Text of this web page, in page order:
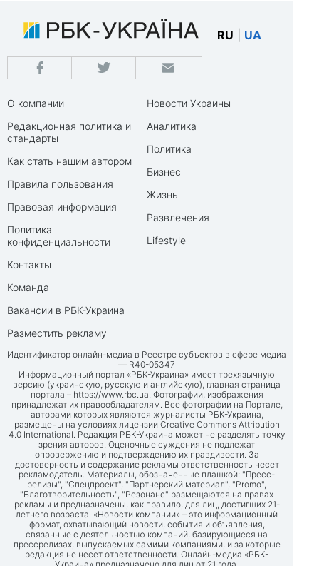
RU UA
О компании
Редакционная политика и
стандарты
Как стать нашим автором
Правила пользования
Правовая информация
Политика
конфиденциальности
Контакты
Команда
Вакансии в РБК-Украина
Разместить рекламу
Новости Украины
Аналитика
Политика
Бизнес
Жизнь
Развлечения
Lifestyle
Идентификатор онлайн-медиа в Реестре субъектов в сфере медиа
— R40-05347
Информационный портал «РБК-Украина» имеет трехязычную
версию (украинскую, русскую и английскую), главная страница
портала – https://www.rbc.ua. Фотографии, изображения
принадлежат их правообладателям. Все фотографии на Портале,
авторами которых являются журналисты РБК-Украина,
размещены на условиях лицензии Creative Commons Attribution
4.0 International. Редакция РБК-Украина может не разделять точку
зрения авторов. Оценочные суждения не подлежат
опровержению и подтверждению их правдивости. За
достоверность и содержание рекламы ответственность несет
рекламодатель. Материалы, обозначенные плашкой: "Пресс-
релизы", "Спецпроект", "Партнерский материал", "Promo",
"Благотворительность", "Резонанс" размещаются на правах
рекламы и предназначены, как правило, для лиц, достигших 21-
летнего возраста. «Новости компании» – это информационный
формат, охватывающий новости, события и объявления,
связанные с деятельностью компаний, базирующиеся на
прессрелизах, выпускаемых самими компаниями, и за которые
редакция не несет ответственности. Онлайн-медиа «РБК-